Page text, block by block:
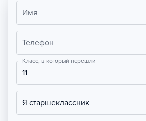
Имя
Телефон
Класс, в который перешли
11
Я старшеклассник